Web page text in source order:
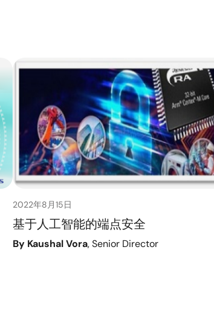
2022年8月15日
基于人工智能的端点安全
By Kaushal Vora, Senior Director